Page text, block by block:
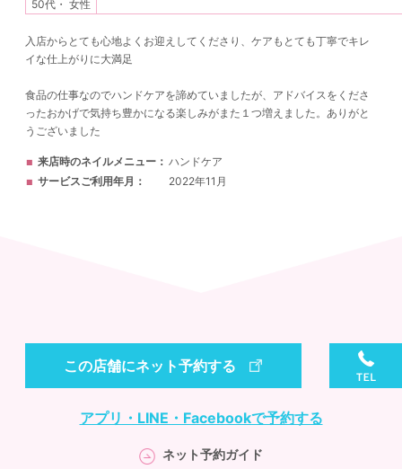
50代・ 女性
入店からとても心地よくお迎えしてくださり、ケアもとても丁寧でキレ
イな仕上がりに大満足
食品の仕事なのでハンドケアを諦めていましたが、アドバイスをくださ
ったおかげで気持ち豊かになる楽しみがまた１つ増えました。ありがと
うございました
来店時のネイルメニュー
ハンドケア
サービスご利用年月
2022年11月
この店舗にネット予約する
アプリ・LINE・Facebookで予約する
ネット予約ガイド